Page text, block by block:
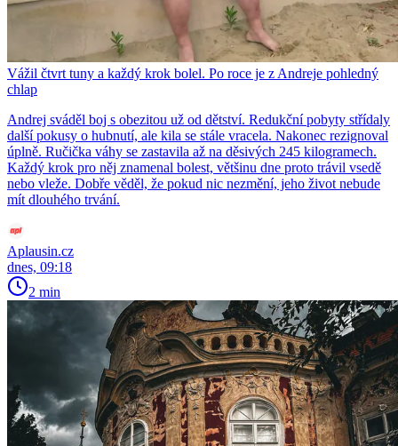
Vážil čtvrt tuny a každý krok bolel. Po roce je z Andreje pohledný
chlap
Andrej sváděl boj s obezitou už od dětství. Redukční pobyty střídaly
další pokusy o hubnutí, ale kila se stále vracela. Nakonec rezignoval
úplně. Ručička váhy se zastavila až na děsivých 245 kilogramech.
Každý krok pro něj znamenal bolest, většinu dne proto trávil vsedě
nebo vleže. Dobře věděl, že pokud nic nezmění, jeho život nebude
mít dlouhého trvání.
Aplausin.cz
dnes, 09:18
2 min